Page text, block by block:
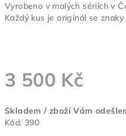
Vyrobeno v malých sériích v
Každý kus je originál se znaky
3 500 Kč
cena:
Skladem / zboží Vám
Kód: 390